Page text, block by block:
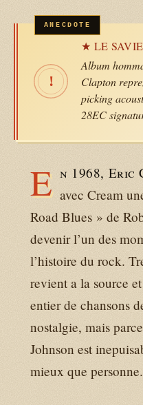
!
★ LE
Album
Clapton
picking
28EC
E n 1968,
avec Cream
Road Blues » de
devenir l’un des
l’histoire du rock.
revient a la source
entier de chansons
nostalgie, mais
Johnson est
mieux que personne.